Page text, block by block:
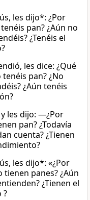
les dijo*: ¿Por
pan? ¿Aún no
¿Tenéis el
les dice: ¿Qué
pan? ¿No
¿Aún tenéis
y les dijo: —¿Por
pan? ¿Todavía
cuenta? ¿Tienen
les dijo*: «¿Por
panes? ¿Aún
¿Tienen el
?